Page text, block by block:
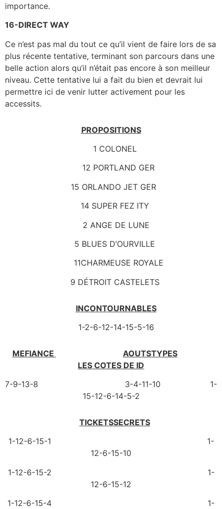
importance.
16-DIRECT WAY
Ce n’est pas mal du tout ce qu’il vient de faire lors de sa
plus récente tentative, terminant son parcours dans une
belle action alors qu’il n’était pas encore à son meilleur
niveau. Cette tentative lui a fait du bien et devrait lui
permettre ici de venir lutter activement pour les
accessits.
PROPOSITIONS
1 COLONEL
12 PORTLAND GER
15 ORLANDO JET GER
14 SUPER FEZ ITY
2 ANGE DE LUNE
5 BLUES D’OURVILLE
11CHARMEUSE ROYALE
9 DÉTROIT CASTELETS
INCONTOURNABLES
1-2-6-12-14-15-5-16
MEFIANCE
AOUTSTYPES
LES COTES DE ID
7-9-13-8 3-4-11-10 1-
15-12-6-14-5-2
TICKETSSECRETS
1-12-6-15-1 1-
12-6-15-10
1-12-6-15-2 1-
12-6-15-12
1-12-6-15-4 1-